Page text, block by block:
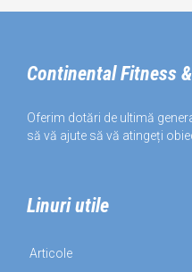
Continental Fitness
Oferim dotări de ultimă
să vă ajute să vă atingeți
Linuri utile
Articole